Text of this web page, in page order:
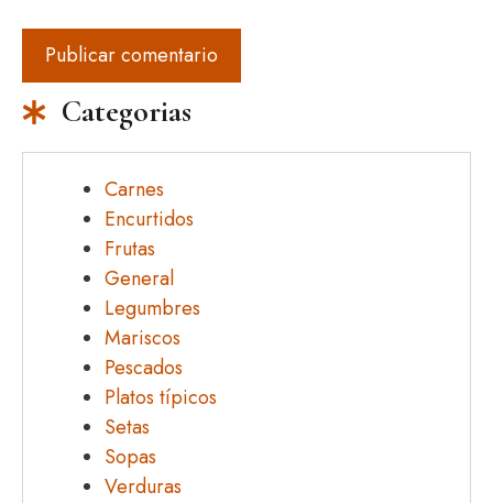
Categorias
Carnes
Encurtidos
Frutas
General
Legumbres
Mariscos
Pescados
Platos típicos
Setas
Sopas
Verduras